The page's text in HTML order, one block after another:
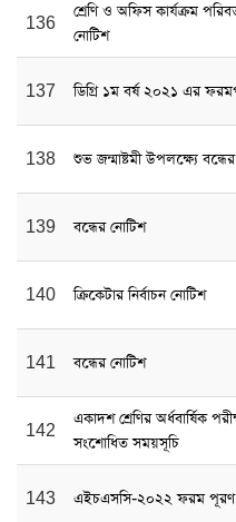
136
শ্রেণি ও অফিস কার্যক্রম
নোটিশ
137 ডিগ্রি ১ম বর্ষ ২০২১ এর
138 শুভ জন্মাষ্টমী উপলক্ষ্যে
139 বন্ধের নোটিশ
140 ক্রিকেটার নির্বাচন নোটিশ
141 বন্ধের নোটিশ
142
একাদশ শ্রেণির অর্ধবার্ষিক
সংশোধিত সময়সূচি
143 এইচএসসি-২০২২ ফরম পূরণ